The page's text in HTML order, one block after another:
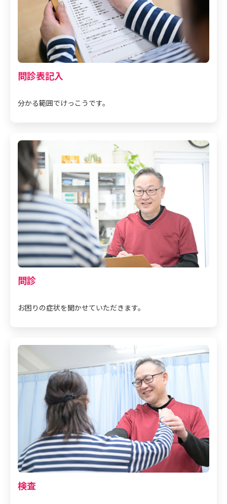
問診表記入
分かる範囲でけっこうです。
問診
お困りの症状を聞かせていただきます。
検査